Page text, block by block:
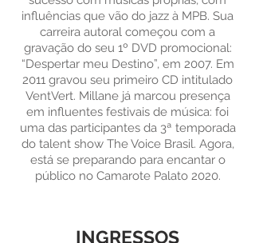
influências que vão do jazz à MPB. Sua
carreira autoral começou com a
gravação do seu 1º DVD promocional:
“Despertar meu Destino”, em 2007. Em
2011 gravou seu primeiro CD intitulado
VentVert. Millane já marcou presença
em influentes festivais de música: foi
uma das participantes da 3ª temporada
do talent show The Voice Brasil. Agora,
está se preparando para encantar o
público no Camarote Palato 2020.
INGRESSOS